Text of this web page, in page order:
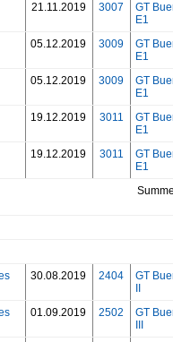
21.11.2019 3007
GT
E1
05.12.2019 3009
GT
E1
05.12.2019 3009
GT
E1
19.12.2019 3011
GT
E1
19.12.2019 3011
GT
E1
30.08.2019 2404
GT
01.09.2019 2502
GT